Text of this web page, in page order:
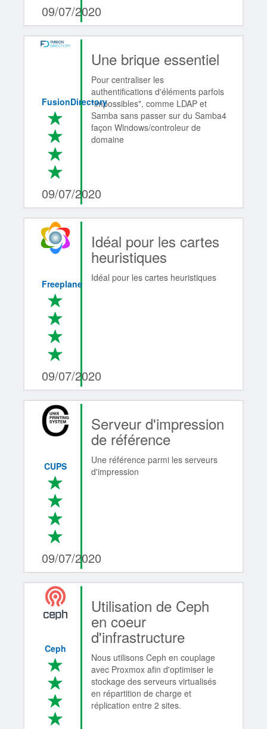
09/07/2020
FusionDirectory
*
*
*
*
4/4
09/07/2020
Une brique essentiel
Pour centraliser les
authentifications d'éléments parfois
"impossibles", comme LDAP et
Samba sans passer sur du Samba4
façon Windows/controleur de
domaine
Freeplane
*
*
*
*
4/4
09/07/2020
Idéal pour les cartes
heuristiques
Idéal pour les cartes heuristiques
CUPS
*
*
*
*
4/4
09/07/2020
Serveur d'impression
de référence
Une référence parmi les serveurs
d'impression
Ceph
*
*
*
*
4/4
Utilisation de Ceph
en coeur
d'infrastructure
Nous utilisons Ceph en couplage
avec Proxmox afin d'optimiser le
stockage des serveurs virtualisés
en répartition de charge et
réplication entre 2 sites.